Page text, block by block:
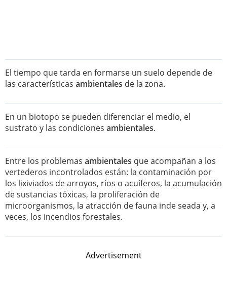
El tiempo que tarda en formarse un suelo depende de
las características ambientales de la zona.
En un biotopo se pueden diferenciar el medio, el
sustrato y las condiciones ambientales.
Entre los problemas ambientales que acompañan a los
vertederos incontrolados están: la contaminación por
los lixiviados de arroyos, ríos o acuíferos, la acumulación
de sustancias tóxicas, la proliferación de
microorganismos, la atracción de fauna inde seada y, a
veces, los incendios forestales.
Advertisement